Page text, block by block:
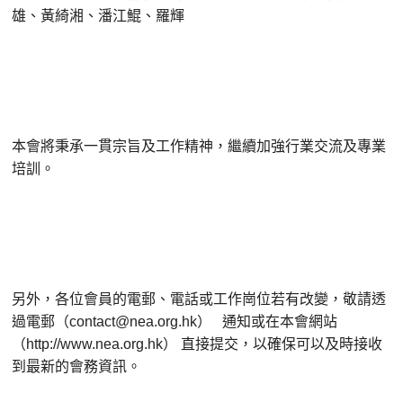
雄、黃綺湘、潘江鯤、羅輝
本會將秉承一貫宗旨及工作精神，繼續加強行業交流及專業
培訓。
另外，各位會員的電郵、電話或工作崗位若有改變，敬請透
過電郵（contact@nea.org.hk）
通知或在本會網站
（http://www.nea.org.hk）
直接提交，以確保可以及時接收
到最新的會務資訊。